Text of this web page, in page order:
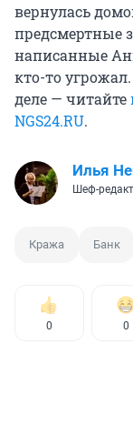
вернулась
предсмертные
написанные
кто-то
деле — читайте
NGS24.RU.
Илья
Шеф-
Кража Банк
0 0